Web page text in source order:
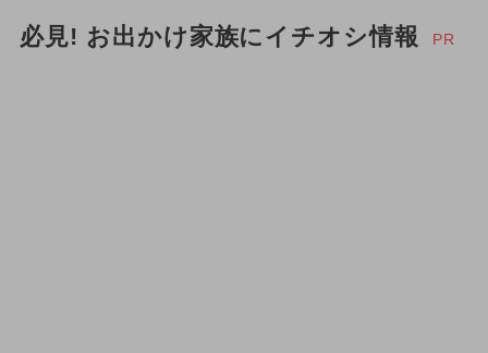
必見! お出かけ家族にイチオシ情報 PR